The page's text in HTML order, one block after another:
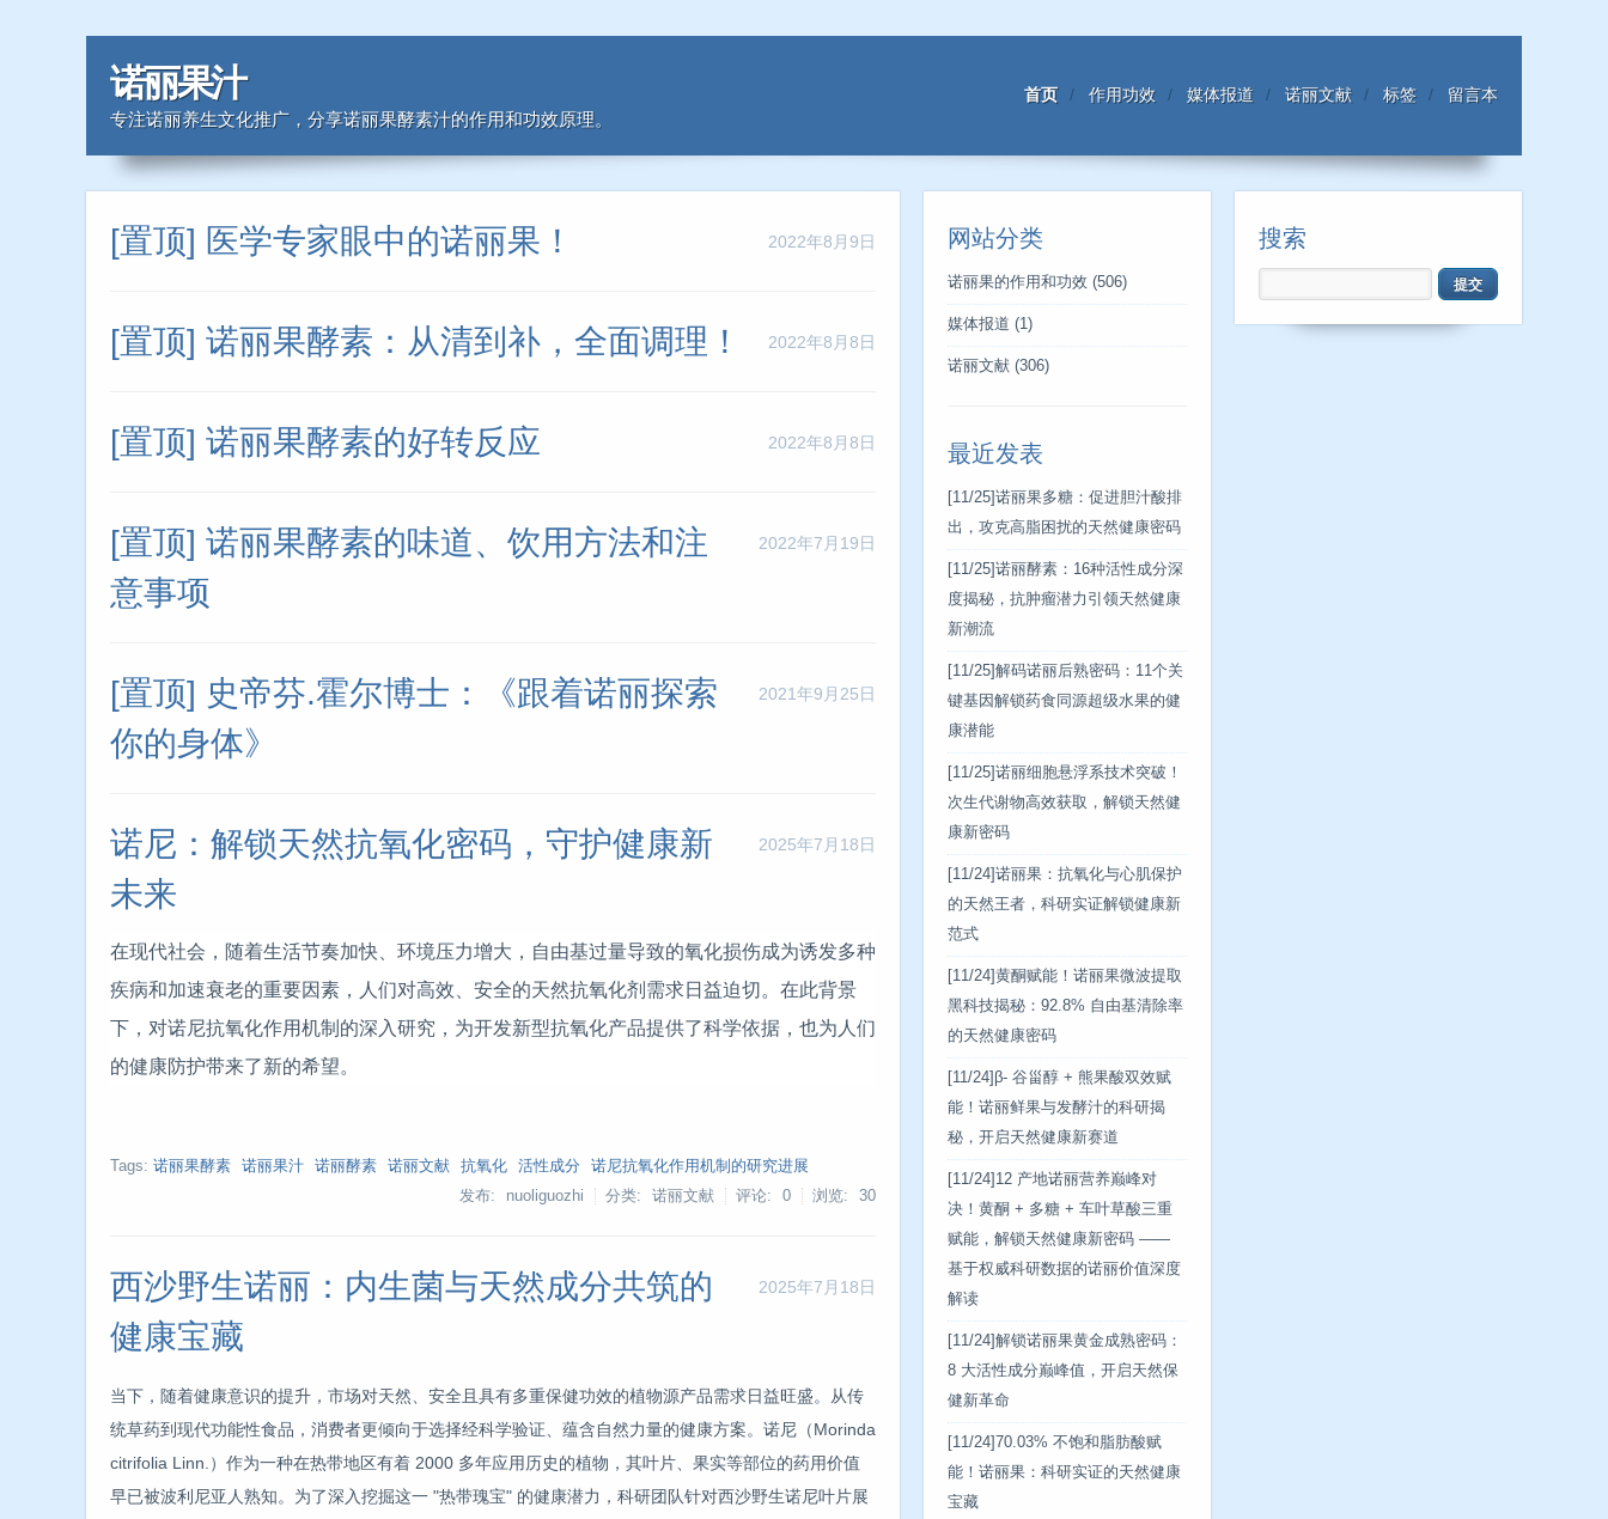
诺丽果汁
专注诺丽养生文化推广，分享诺丽果酵素汁的作用和功效原理。
首页 作用功效 媒体报道 诺丽文献 标签 留言本
2022年8月9日
[置顶] 医学专家眼中的诺丽果！
2022年8月8日
[置顶] 诺丽果酵素：从清到补，全面调理！
2022年8月8日
[置顶] 诺丽果酵素的好转反应
2022年7月19日
[置顶] 诺丽果酵素的味道、饮用方法和注
意事项
2021年9月25日
[置顶] 史帝芬.霍尔博士：《跟着诺丽探索
你的身体》
2025年7月18日
诺尼：解锁天然抗氧化密码，守护健康新
未来
在现代社会，随着生活节奏加快、环境压力增大，自由基过量导致的氧化损伤成为诱发多种
疾病和加速衰老的重要因素，人们对高效、安全的天然抗氧化剂需求日益迫切。在此背景
下，对诺尼抗氧化作用机制的深入研究，为开发新型抗氧化产品提供了科学依据，也为人们
的健康防护带来了新的希望。
Tags: 诺丽果酵素 诺丽果汁 诺丽酵素 诺丽文献 抗氧化 活性成分
诺尼抗氧化作用机制的研究进展
发布: nuoliguozhi
分类: 诺丽文献 评论: 0 浏览: 30
2025年7月18日
西沙野生诺丽：内生菌与天然成分共筑的
健康宝藏
当下，随着健康意识的提升，市场对天然、安全且具有多重保健功效的植物源产品需求日益旺盛。从传
统草药到现代功能性食品，消费者更倾向于选择经科学验证、蕴含自然力量的健康方案。诺尼（Morinda
citrifolia Linn.）作为一种在热带地区有着 2000 多年应用历史的植物，其叶片、果实等部位的药用价值
早已被波利尼亚人熟知。为了深入挖掘这一 "热带瑰宝" 的健康潜力，科研团队针对西沙野生诺尼叶片展
网站分类
诺丽果的作用和功效 (506)
媒体报道 (1)
诺丽文献 (306)
最近发表
[11/25] 诺丽果多糖：促进胆汁酸排
出，攻克高脂困扰的天然健康密码
[11/25] 诺丽酵素：16种活性成分深
度揭秘，抗肿瘤潜力引领天然健康
新潮流
[11/25] 解码诺丽后熟密码：11个关
键基因解锁药食同源超级水果的健
康潜能
[11/25] 诺丽细胞悬浮系技术突破！
次生代谢物高效获取，解锁天然健
康新密码
[11/24] 诺丽果：抗氧化与心肌保护
的天然王者，科研实证解锁健康新
范式
[11/24] 黄酮赋能！诺丽果微波提取
黑科技揭秘：92.8% 自由基清除率
的天然健康密码
[11/24] β- 谷甾醇 + 熊果酸双效赋
能！诺丽鲜果与发酵汁的科研揭
秘，开启天然健康新赛道
[11/24] 12 产地诺丽营养巅峰对
决！黄酮 + 多糖 + 车叶草酸三重
赋能，解锁天然健康新密码 ——
基于权威科研数据的诺丽价值深度
解读
[11/24] 解锁诺丽果黄金成熟密码：
8 大活性成分巅峰值，开启天然保
健新革命
[11/24] 70.03% 不饱和脂肪酸赋
能！诺丽果：科研实证的天然健康
宝藏
搜索